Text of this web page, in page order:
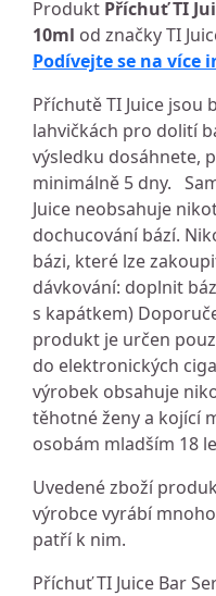
Produkt Příchuť TI
10ml od značky TI
Podívejte se na více
Příchutě TI Juice jsou
lahvičkách pro dolití
výsledku dosáhnete,
minimálně 5 dny.
Juice neobsahuje
dochucování bází.
bázi, které lze
dávkování: doplnit
s kapátkem)
produkt je určen
do elektronických
výrobek obsahuje
těhotné ženy a kojící
osobám mladším 18
Uvedené zboží
výrobce vyrábí
patří k nim.
Příchuť TI Juice Bar